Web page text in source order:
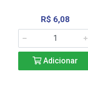
R$ 6,08
Adicionar